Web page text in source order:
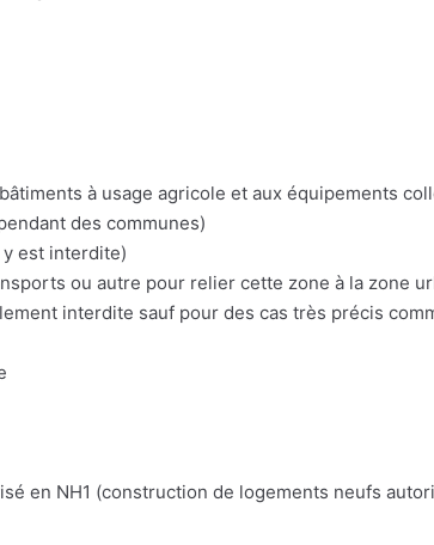
à usage agricole et aux équipements
des communes)
est interdite)
ou autre pour relier cette zone à la zone
interdite sauf pour des cas très précis
en NH1 (construction de logements neufs